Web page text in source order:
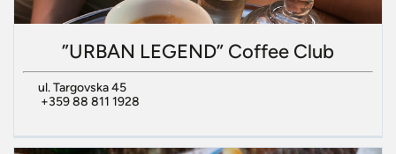
”URBAN LEGEND” Coffee Club
ul. Targovska 45
+359 88 811 1928